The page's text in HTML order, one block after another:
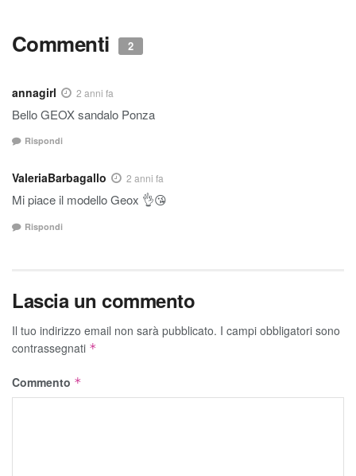
Commenti 2
annagirl 2 anni fa
Bello GEOX sandalo Ponza
Rispondi
ValeriaBarbagallo 2 anni fa
Mi piace il modello Geox 👌😘
Rispondi
Lascia un commento
Il tuo indirizzo email non sarà pubblicato. I campi obbligatori sono
contrassegnati *
Commento *